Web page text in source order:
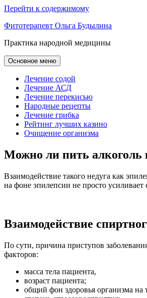
Перейти к содержимому
Фитотерапевт Ольга Будылина
Практика народной медицины
Основное меню
Лечение содой
Лечение АСД
Лечение перекисью
Народные рецепты
Лечение грибка
Рейтинг лучших казино
Очищение организма
Можно ли пить алкоголь
Взаимодействие такого недуга как
на фоне эпилепсии не просто
Взаимодействие
По сути, причина приступов
факторов:
масса тела пациента,
возраст пациента;
общий фон здоровья организма